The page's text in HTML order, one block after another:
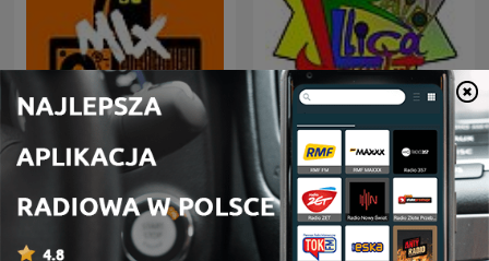
80 mix Radio Lliça Joventut